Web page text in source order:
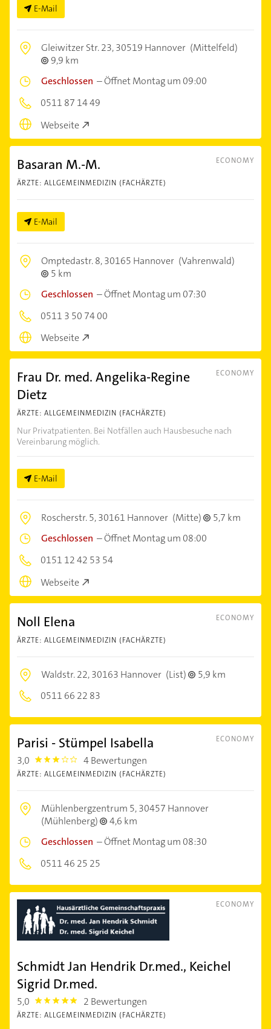
E-Mail
Gleiwitzer Str. 23,30519 Hannover (Mittelfeld)
9,9 km
Geschlossen –Öffnet Montag um 09:00
0511 87 14 49
Webseite
ECONOMY
Basaran M.-M.
ÄRZTE: ALLGEMEINMEDIZIN (FACHÄRZTE)
E-Mail
Omptedastr. 8,30165 Hannover (Vahrenwald)
5 km
Geschlossen –Öffnet Montag um 07:30
0511 3 50 74 00
Webseite
ECONOMY
Frau Dr. med. Angelika-Regine
Dietz
ÄRZTE: ALLGEMEINMEDIZIN (FACHÄRZTE)
Nur Privatpatienten. Bei Notfällen auch Hausbesuche nach
Vereinbarung möglich.
E-Mail
Roscherstr. 5,30161 Hannover (Mitte)
5,7 km
Geschlossen –Öffnet Montag um 08:00
0151 12 42 53 54
Webseite
ECONOMY
Noll Elena
ÄRZTE: ALLGEMEINMEDIZIN (FACHÄRZTE)
Waldstr. 22,30163 Hannover (List)
5,9 km
0511 66 22 83
ECONOMY
Parisi - Stümpel Isabella
3,0 3.0 4 Bewertungen
ÄRZTE: ALLGEMEINMEDIZIN (FACHÄRZTE)
Mühlenbergzentrum 5,30457 Hannover
(Mühlenberg)
4,6 km
Geschlossen –Öffnet Montag um 08:30
0511 46 25 25
ECONOMY
Schmidt Jan Hendrik Dr.med., Keichel
Sigrid Dr.med.
5,0 5.0 2 Bewertungen
ÄRZTE: ALLGEMEINMEDIZIN (FACHÄRZTE)